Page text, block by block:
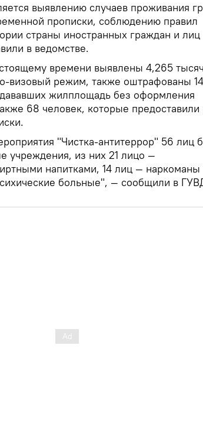
выявлению случаев проживания
прописки, соблюдению правил
страны иностранных граждан и лиц
в ведомстве.
времени выявлены 4,265
визовый режим, также оштрафованы
жилплощадь без оформления
68 человек, которые предоставили
"Чистка-антитеррор" 56 лиц
учреждения, из них 21 лицо —
напитками, 14 лиц — наркоманы
больные", — сообщили в